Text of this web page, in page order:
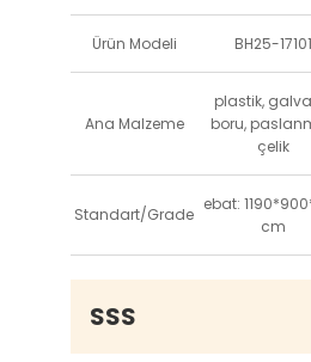
Ürün Modeli BH25-17101
Ana Malzeme
plastik,
boru,
çelik
Standart/Grade
ebat:
cm
SSS